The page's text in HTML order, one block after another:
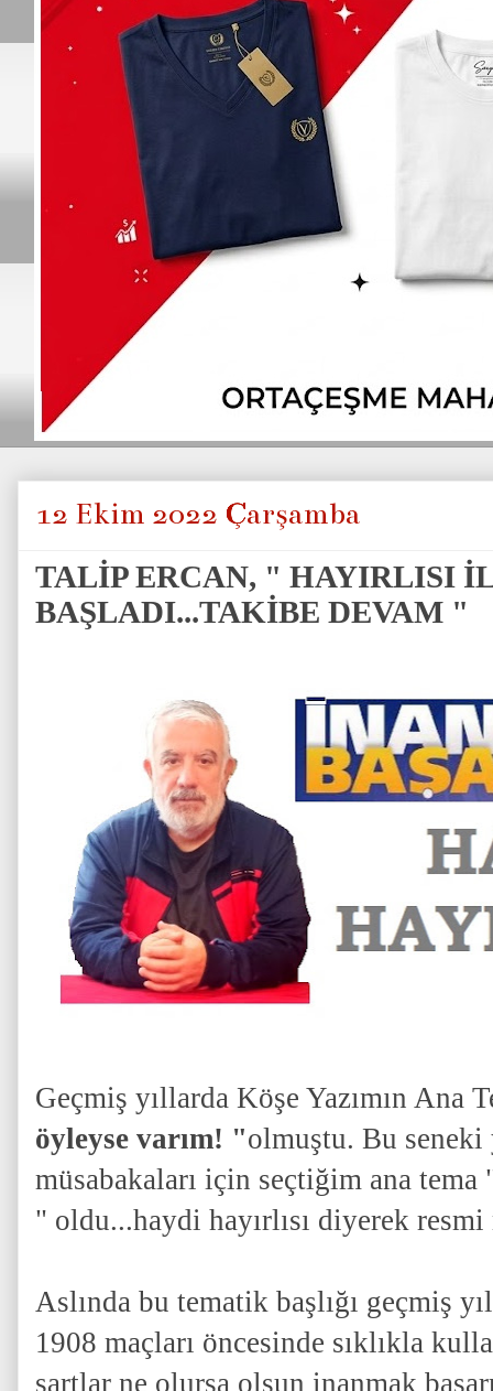
12 Ekim 2022 Çarşamba
TALİP ERCAN, " HAYIRLISI
BAŞLADI...TAKİBE DEVAM "
Geçmiş yıllarda Köşe Yazımın Ana
öyleyse varım! "olmuştu. Bu seneki
müsabakaları için seçtiğim ana
" oldu...haydi hayırlısı diyerek
Aslında bu tematik başlığı geçmiş
1908 maçları öncesinde sıklıkla
şartlar ne olursa olsun inanmak